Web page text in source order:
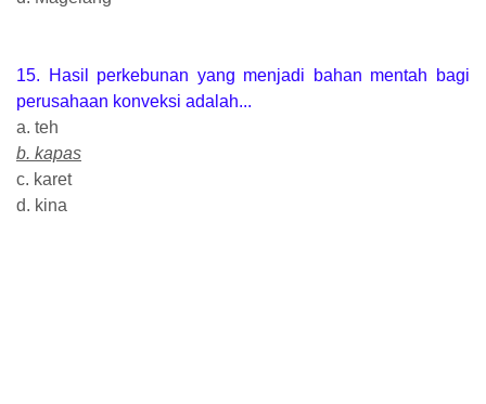
15. Hasil perkebunan yang menjadi bahan mentah bagi
perusahaan konveksi adalah...
a. teh
b. kapas
c. karet
d. kina